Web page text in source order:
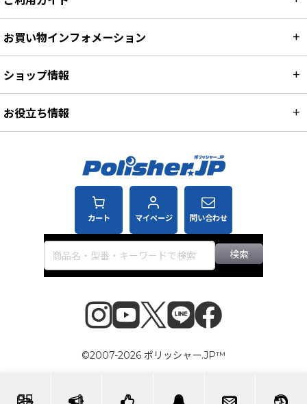
カート マイページ 問い合わせ
検索
お買い物インフォメーション
ショップ情報
お役立ち情報
©2007-2026 ポリッシャー.JP™